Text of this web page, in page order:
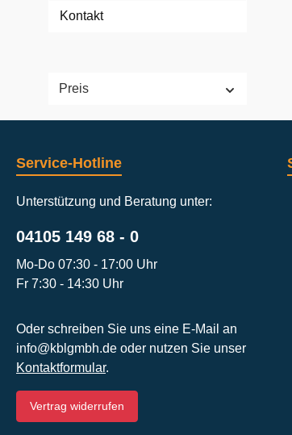
Kontakt
Preis
Service-Hotline
Unterstützung und Beratung unter:
04105 149 68 - 0
Mo-Do 07:30 - 17:00 Uhr
Fr 7:30 - 14:30 Uhr
Oder schreiben Sie uns eine E-Mail an
info@kblgmbh.de oder nutzen Sie unser
Kontaktformular.
Vertrag widerrufen